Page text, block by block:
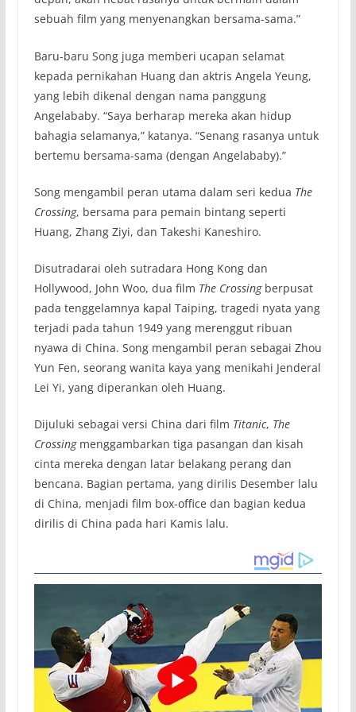
sebuah film yang menyenangkan bersama-sama.”
Baru-baru Song juga memberi ucapan selamat
kepada pernikahan Huang dan aktris Angela Yeung,
yang lebih dikenal dengan nama panggung
Angelababy. “Saya berharap mereka akan hidup
bahagia selamanya,” katanya. “Senang rasanya untuk
bertemu bersama-sama (dengan Angelababy).”
Song mengambil peran utama dalam seri kedua The
Crossing, bersama para pemain bintang seperti
Huang, Zhang Ziyi, dan Takeshi Kaneshiro.
Disutradarai oleh sutradara Hong Kong dan
Hollywood, John Woo, dua film The Crossingberpusat
pada tenggelamnya kapal Taiping, tragedi nyata yang
terjadi pada tahun 1949 yang merenggut ribuan
nyawa di China. Song mengambil peran sebagai Zhou
Yun Fen, seorang wanita kaya yang menikahi Jenderal
Lei Yi, yang diperankan oleh Huang.
Dijuluki sebagai versi China dari film Titanic, The
Crossingmenggambarkan tiga pasangan dan kisah
cinta mereka dengan latar belakang perang dan
bencana. Bagian pertama, yang dirilis Desember lalu
di China, menjadi film box-office dan bagian kedua
dirilis di China pada hari Kamis lalu.